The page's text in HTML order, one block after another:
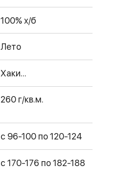
100% х/б
Лето
Хаки...
260 г/кв.м.
с 96-100 по 120-124
с 170-176 по 182-188